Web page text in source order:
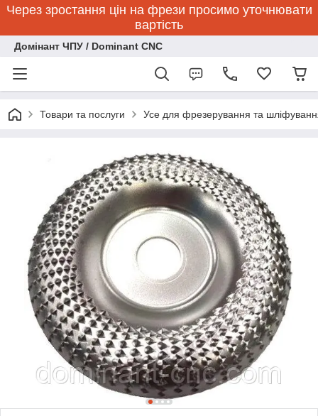
Через зростання цін на фрези просимо уточнювати
вартість
Домінант ЧПУ / Dominant CNC
Товари та послуги Усе для фрезерування та